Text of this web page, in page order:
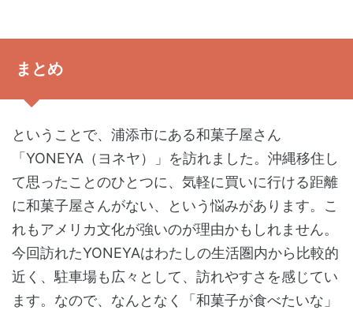
まとめ
ということで、浦添市にある和菓子屋さん
「YONEYA（ヨネヤ）」を訪れました。沖縄移住し
て思ったことのひとつに、気軽に買いに行ける距離
に和菓子屋さんがない、という悩みがあります。こ
れもアメリカ文化が強いのが理由かもしれません。
今回訪れたYONEYAはわたしの生活圏内から比較的
近く、駐車場も広々として、訪れやすさを感じてい
ます。なので、なんとなく「和菓子が食べたいな」